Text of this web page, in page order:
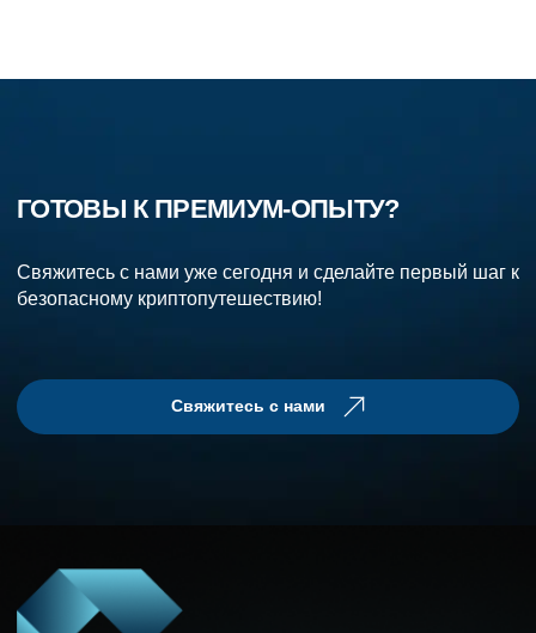
ГОТОВЫ К ПРЕМИУМ-ОПЫТУ?
Свяжитесь с нами уже сегодня и сделайте первый шаг к
безопасному криптопутешествию!
Свяжитесь с нами